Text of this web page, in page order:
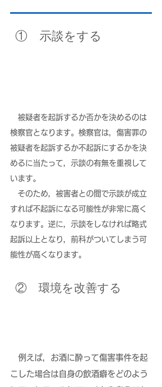
​① 示談をする
被疑者を起訴するか否かを決めるのは
検察官となります。検察官は，傷害罪の
被疑者を起訴するか不起訴にするかを決
めるに当たって，示談の有無を重視して
います。
そのため，被害者との間で示談が成立
すれば不起訴になる可能性が非常に高く
なります。逆に，示談をしなければ略式
起訴以上となり，前科がついてしまう可
能性が高くなります。
​② 環境を改善する
例えば，お酒に酔って傷害事件を起
こした場合は自身の飲酒癖をどのよう